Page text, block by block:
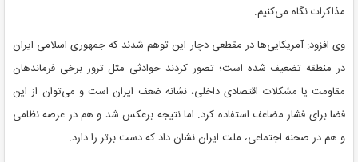
مذاکرات نگاه می‌کنیم.
وی افزود: آمریکایی‌ها در مقطعی دچار این توهم شدند که جمهوری اسلامی ایران
در منطقه تضعیف شده است؛ تصور کردند حوادثی مثل ترور برخی فرماندهان
مقاومت یا مشکلات اقتصادی داخلی، نشانه ضعف ایران است و می‌توان از این
فضا برای فشار مضاعف استفاده کرد. اما نتیجه برعکس شد و هم در عرصه نظامی
و هم در صحنه اجتماعی، ملت ایران نشان داد که دست برتر را دارد.